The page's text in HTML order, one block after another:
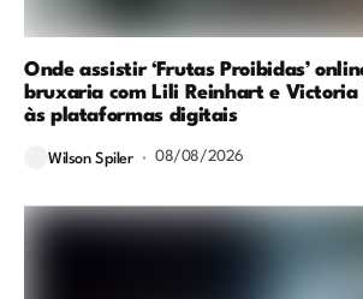
Onde assistir ‘Frutas Proibidas’
bruxaria com Lili Reinhart e Victoria
às plataformas digitais
Wilson Spiler 08/08/2026